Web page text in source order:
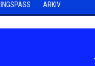
ARKIV